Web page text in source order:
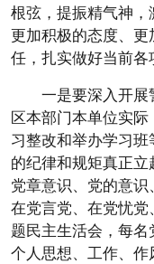
根弦，提振精气神，
更加积极的态度、
任，扎实做好当前各
一是要深入开展
区本部门本单位实
习整改和举办学习
的纪律和规矩真正
党章意识、党的意识
在党言党、在党忧
题民主生活会，每
个人思想、工作、作